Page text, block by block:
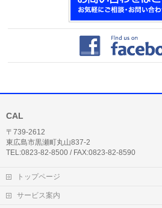
CAL
〒739-2612
東広島市黒瀬町丸山837-2
TEL:0823-82-8500 / FAX:0823-82-8590
トップページ
サービス案内